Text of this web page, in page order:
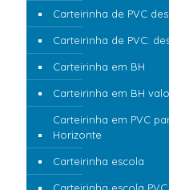
Carteirinha de PVC
Carteirinha de PVC:
Carteirinha em BH
Carteirinha em BH
Carteirinha em PVC
Horizonte
Carteirinha escola